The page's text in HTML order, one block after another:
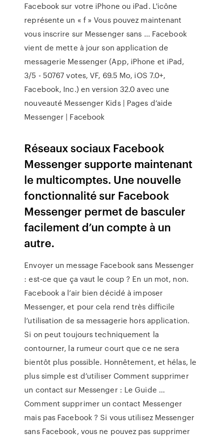
Facebook sur votre iPhone ou iPad. L'icône
représente un « f » Vous pouvez maintenant
vous inscrire sur Messenger sans ... Facebook
vient de mette à jour son application de
messagerie Messenger (App, iPhone et iPad,
3/5 - 50767 votes, VF, 69.5 Mo, iOS 7.0+,
Facebook, Inc.) en version 32.0 avec une
nouveauté Messenger Kids | Pages d’aide
Messenger | Facebook
Réseaux sociaux Facebook
Messenger supporte maintenant
le multicomptes. Une nouvelle
fonctionnalité sur Facebook
Messenger permet de basculer
facilement d’un compte à un
autre.
Envoyer un message Facebook sans Messenger
: est-ce que ça vaut le coup ? En un mot, non.
Facebook a l’air bien décidé à imposer
Messenger, et pour cela rend très difficile
l’utilisation de sa messagerie hors application.
Si on peut toujours techniquement la
contourner, la rumeur court que ce ne sera
bientôt plus possible. Honnêtement, et hélas, le
plus simple est d’utiliser Comment supprimer
un contact sur Messenger : Le Guide ...
Comment supprimer un contact Messenger
mais pas Facebook ? Si vous utilisez Messenger
sans Facebook, vous ne pouvez pas supprimer